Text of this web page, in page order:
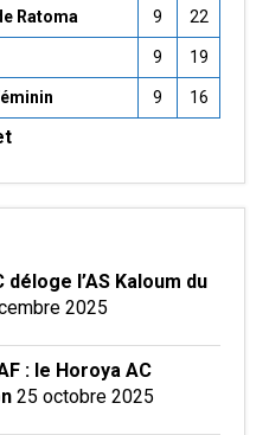
Ratoma 9 22
9 19
9 16
déloge l’AS Kaloum du
2025
: le Horoya AC
25 octobre 2025